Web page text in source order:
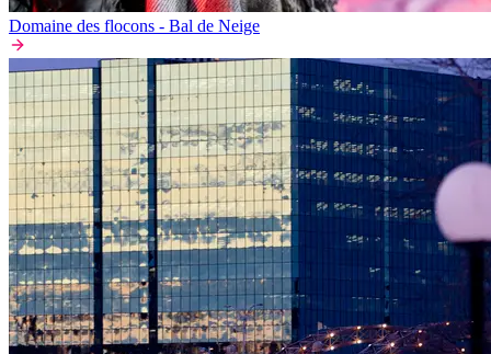
Domaine des flocons - Bal de Neige